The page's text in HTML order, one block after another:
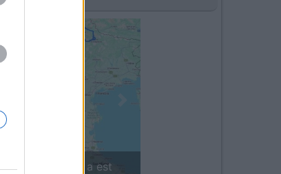
in camper: il piccolo sentiero